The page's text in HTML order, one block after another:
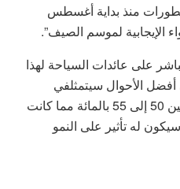
منذ بداية أغسطس
الإيجابية لموسم الصيف”.
على عائدات السياحة لهذا
أفضل الأحوال سيتمثلفي
انخفاض الإيرادات بنسبة تتراوح بين 50 إلى 55 بالمائة مما كانت
بدوره سيكون له تأثير على النمو